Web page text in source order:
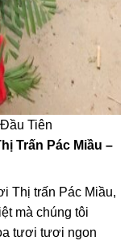
Tiên
Trấn Pác Miầu –
Thị trấn Pác Miầu,
mà chúng tôi
tươi tươi ngon